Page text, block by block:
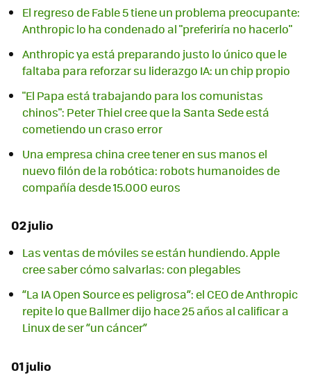
El regreso de Fable 5 tiene un problema preocupante:
Anthropic lo ha condenado al "preferiría no hacerlo"
Anthropic ya está preparando justo lo único que le
faltaba para reforzar su liderazgo IA: un chip propio
"El Papa está trabajando para los comunistas
chinos": Peter Thiel cree que la Santa Sede está
cometiendo un craso error
Una empresa china cree tener en sus manos el
nuevo filón de la robótica: robots humanoides de
compañía desde 15.000 euros
02 julio
Las ventas de móviles se están hundiendo. Apple
cree saber cómo salvarlas: con plegables
“La IA Open Source es peligrosa”: el CEO de Anthropic
repite lo que Ballmer dijo hace 25 años al calificar a
Linux de ser “un cáncer”
01 julio